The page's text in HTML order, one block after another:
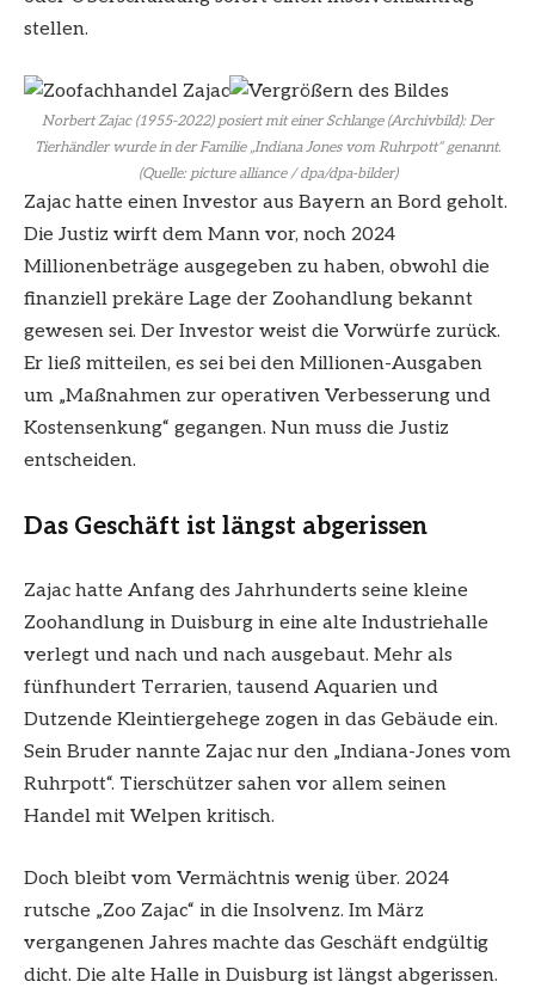
stellen.
Norbert Zajac (1955-2022) posiert mit einer Schlange (Archivbild): Der
Tierhändler wurde in der Familie „Indiana Jones vom Ruhrpott“ genannt.
(Quelle: picture alliance / dpa/dpa-bilder)
Zajac hatte einen Investor aus Bayern an Bord geholt.
Die Justiz wirft dem Mann vor, noch 2024
Millionenbeträge ausgegeben zu haben, obwohl die
finanziell prekäre Lage der Zoohandlung bekannt
gewesen sei. Der Investor weist die Vorwürfe zurück.
Er ließ mitteilen, es sei bei den Millionen-Ausgaben
um „Maßnahmen zur operativen Verbesserung und
Kostensenkung“ gegangen. Nun muss die Justiz
entscheiden.
Das Geschäft ist längst abgerissen
Zajac hatte Anfang des Jahrhunderts seine kleine
Zoohandlung in Duisburg in eine alte Industriehalle
verlegt und nach und nach ausgebaut. Mehr als
fünfhundert Terrarien, tausend Aquarien und
Dutzende Kleintiergehege zogen in das Gebäude ein.
Sein Bruder nannte Zajac nur den „Indiana-Jones vom
Ruhrpott“. Tierschützer sahen vor allem seinen
Handel mit Welpen kritisch.
Doch bleibt vom Vermächtnis wenig über. 2024
rutsche „Zoo Zajac“ in die Insolvenz. Im März
vergangenen Jahres machte das Geschäft endgültig
dicht. Die alte Halle in Duisburg ist längst abgerissen.